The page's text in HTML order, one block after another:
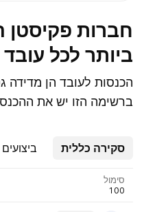
חברות פקיסטן המייצרות את ההכנסה הגבוהה
ביותר לכל עובד
הכנסות לעובד הן
ברשימה הזו יש את
סקירה כללית ביצועים
סימול